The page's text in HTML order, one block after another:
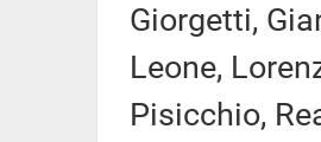
Giorgetti,
Leone,
Pisicchio,